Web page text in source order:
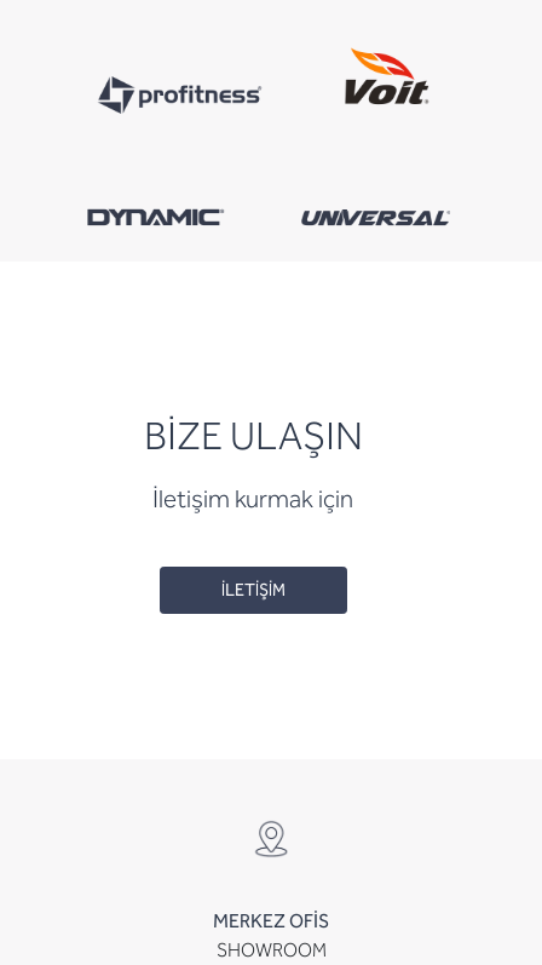
BİZE ULAŞIN
İletişim kurmak için
İLETİŞİM
MERKEZ OFİS
SHOWROOM